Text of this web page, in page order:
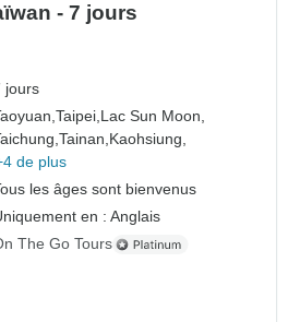
- 7 jours
jours
Taipei, Lac Sun Moon,
Tainan, Kaohsiung,
de plus
les âges sont bienvenus
en : Anglais
The Go Tours